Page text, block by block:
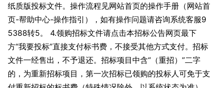
纸质版投标文件。操作流程见网站首页的操作手册（网站首
页-帮助中心-操作指引），如有操作问题请咨询系统客服9
5388转5。 4.领购招标文件请点击本招标公告网页最下
方“我要投标”直接支付标书费，不接受其他方式支付。招标
文件一经售出，不予退还。招标项目中含“（重招）”二字
的，为重新招标项目，第一次招标已领购的投标人可免于支